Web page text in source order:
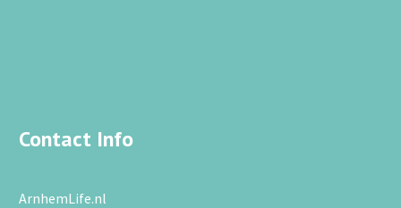
Contact Info
ArnhemLife.nl